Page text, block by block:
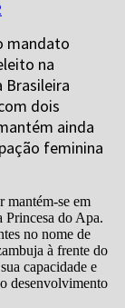
mandato
na
Brasileira
dois
ainda
feminina
se em
Princesa do Apa.
no nome de
à frente do
capacidade e
desenvolvimento